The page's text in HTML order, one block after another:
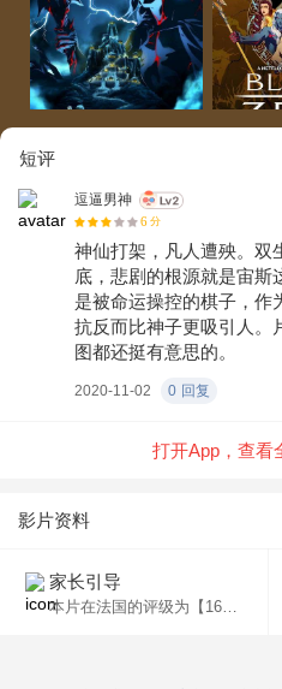
短评
逗逼男神
6 分
神仙打架，凡人遭殃。双
底，悲剧的根源就是宙斯
是被命运操控的棋子，作
抗反而比神子更吸引人。
图都还挺有意思的。
2020-11-02 0 回复
打开App，查看
影片资料
家长引导